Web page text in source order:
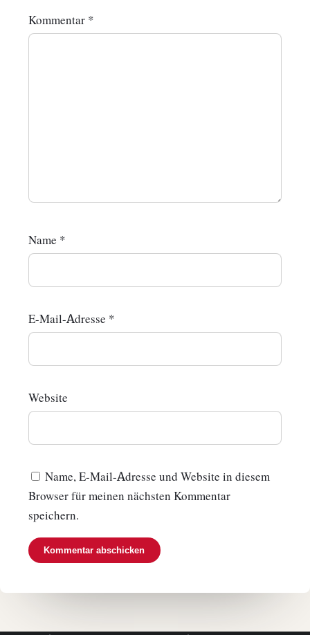
Kommentar *
Name *
E-Mail-Adresse *
Website
Name, E-Mail-Adresse und Website in diesem
Browser für meinen nächsten Kommentar
speichern.